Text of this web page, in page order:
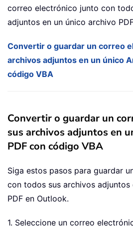
correo electrónico junto con
adjuntos en un único archivo
Convertir o guardar un correo
archivos adjuntos en un único
código VBA
Convertir o guardar un
sus archivos adjuntos en
PDF con código VBA
Siga estos pasos para guardar
con todos sus archivos adjuntos
PDF en Outlook.
1. Seleccione un correo